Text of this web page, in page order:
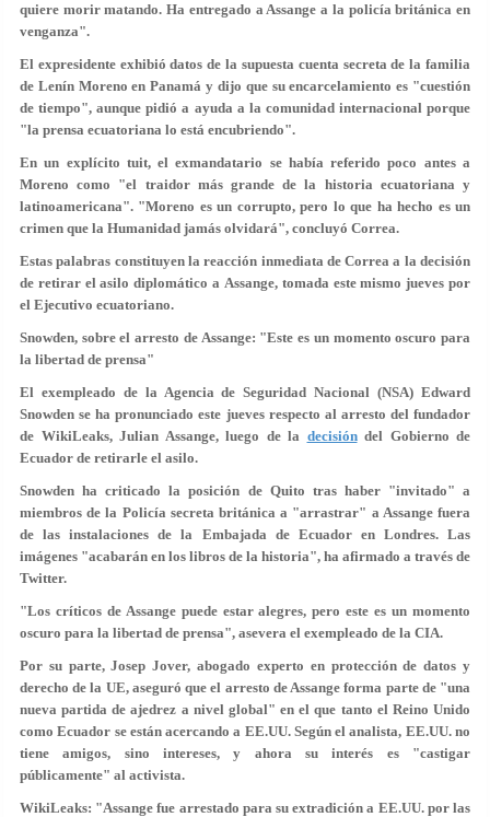
quiere morir matando. Ha entregado a Assange a la policía británica en
venganza".
El expresidente exhibió datos de la supuesta cuenta secreta de la familia
de Lenín Moreno en Panamá y dijo que su encarcelamiento es "cuestión
de tiempo", aunque pidió a ayuda a la comunidad internacional porque
"la prensa ecuatoriana lo está encubriendo".
En un explícito tuit, el exmandatario se había referido poco antes a
Moreno como "el traidor más grande de la historia ecuatoriana y
latinoamericana". "Moreno es un corrupto, pero lo que ha hecho esun
crimen que la Humanidad jamás olvidará", concluyó Correa.
Estas palabras constituyen la reacción inmediata de Correa a la decisión
de retirar el asilo diplomático a Assange, tomada este mismo jueves por
el Ejecutivo ecuatoriano.
Snowden, sobre el arresto de Assange: "Este es un momento oscuro para
la libertad de prensa"
El exempleado de la Agencia de Seguridad Nacional (NSA) Edward
Snowden se ha pronunciado este jueves respecto al arresto del fundador
de WikiLeaks, Julian Assange, luego de la decisióndel Gobierno de
Ecuador de retirarle el asilo.
Snowden ha criticado la posición de Quito tras haber "invitado" a
miembros de la Policía secreta británica a "arrastrar" a Assange fuera
de las instalaciones de la Embajada de Ecuador en Londres. Las
imágenes "acabarán en los libros de la historia", ha afirmado a través de
Twitter.
"Los críticos de Assange puede estar alegres, pero estees un momento
oscuro para la libertad de prensa", asevera el exempleado de la CIA.
Por su parte, Josep Jover, abogado experto en protección de datos y
derecho de la UE, aseguró que el arresto de Assange forma parte de "una
nueva partida de ajedrez a nivel global" en el que tanto el Reino Unido
como Ecuador se están acercando a EE.UU. Según el analista, EE.UU. no
tiene amigos, sino intereses, y ahora su interés es "castigar
públicamente" al activista.
WikiLeaks: "Assange fue arrestado para su extradición a EE.UU. por las